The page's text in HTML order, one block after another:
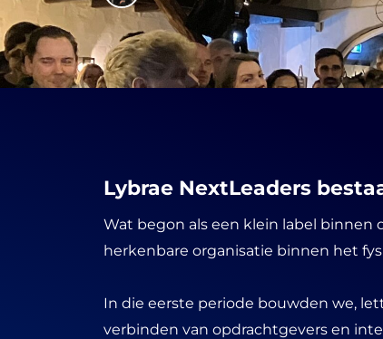
Lybrae NextLeaders
Wat begon als een klein label binnen
herkenbare organisatie binnen het
In die eerste periode bouwden we,
verbinden van opdrachtgevers en